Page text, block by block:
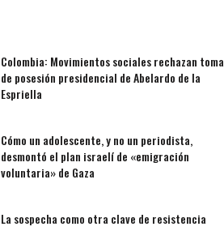
Colombia: Movimientos sociales rechazan toma
de posesión presidencial de Abelardo de la
Espriella
Cómo un adolescente, y no un periodista,
desmontó el plan israelí de «emigración
voluntaria» de Gaza
La sospecha como otra clave de resistencia